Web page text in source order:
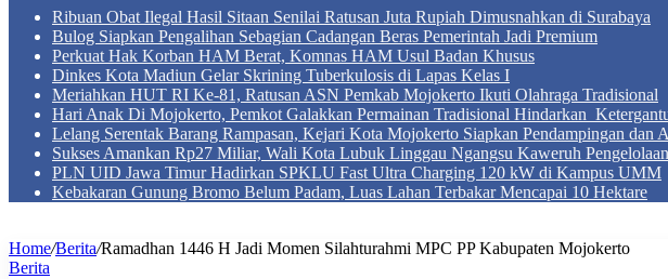
Ribuan Obat Ilegal Hasil Sitaan Senilai Ratusan Juta Rupiah Dimusnahkan di Surabaya
Bulog Siapkan Pengalihan Sebagian Cadangan Beras Pemerintah Jadi Premium
Perkuat Hak Korban HAM Berat, Komnas HAM Usul Badan Khusus
Dinkes Kota Madiun Gelar Skrining Tuberkulosis di Lapas Kelas I
Meriahkan HUT RI Ke-81, Ratusan ASN Pemkab Mojokerto Ikuti Olahraga Tradisional
Hari Anak Di Mojokerto, Pemkot Galakkan Permainan Tradisional Hindarkan
Lelang Serentak Barang Rampasan, Kejari Kota Mojokerto Siapkan Pendampingan dan
Sukses Amankan Rp27 Miliar, Wali Kota Lubuk Linggau Ngangsu Kaweruh
PLN UID Jawa Timur Hadirkan SPKLU Fast Ultra Charging 120 kW di Kampus UMM
Kebakaran Gunung Bromo Belum Padam, Luas Lahan Terbakar Mencapai 10 Hektare
Home/Berita/Ramadhan 1446 H Jadi Momen Silahturahmi MPC PP Kabupaten Mojokerto
Berita